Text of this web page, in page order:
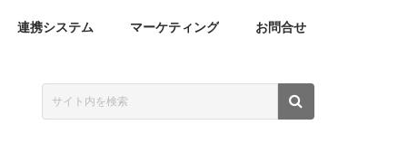
連携システム マーケティング お問合せ